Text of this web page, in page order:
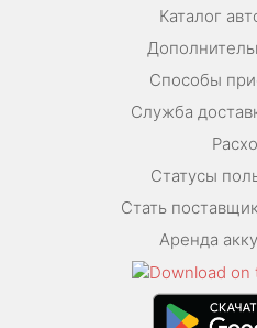
Каталог
Способы
Служба
Статусы
Стать
Аренда